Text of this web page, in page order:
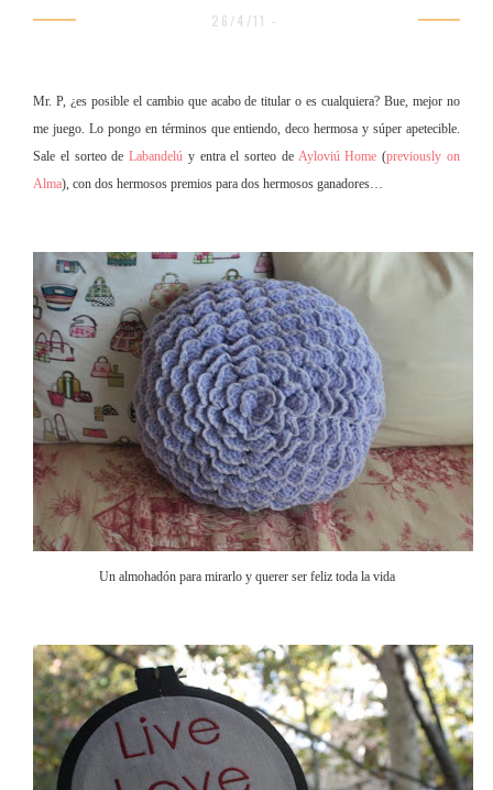
26/4/11 -
Mr. P, ¿es posible el cambio que acabo de titular o es cualquiera? Bue, mejor no
me juego. Lo pongo en términos que entiendo, deco hermosa y súper apetecible.
Sale el sorteo deLabandelú y entra el sorteo de Ayloviú Home (previously on
Alma), con dos hermosos premios para dos hermosos ganadores…
Un almohadón para mirarlo y querer ser feliz toda la vida